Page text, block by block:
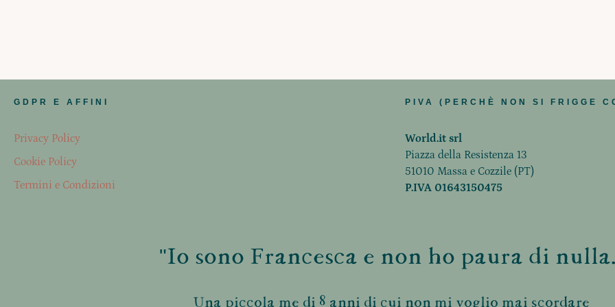
GDPR E AFFINI
Privacy Policy
Cookie Policy
Termini e Condizioni
PIVA (PERCHÈ NON SI FRIGGE
World.it srl
Piazza della Resistenza 13
51010 Massa e Cozzile (PT)
P.IVA 01643150475
"Io sono Francesca e non ho paura di
Una piccola me di 8 anni di cui non mi voglio mai scordare